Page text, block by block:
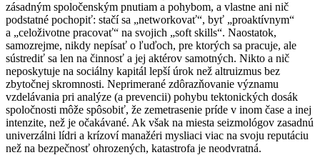
zásadným spoločenským pnutiam a pohybom, a vlastne ani nič
podstatné pochopiť: stačí sa „networkovať“, byť „proaktívnym“
a „celoživotne pracovať“ na svojich „soft skills“. Naostatok,
samozrejme, nikdy nepísať o ľuďoch, pre ktorých sa pracuje, ale
sústrediť sa len na činnosť a jej aktérov samotných. Nikto a nič
neposkytuje na sociálny kapitál lepší úrok než altruizmus bez
zbytočnej skromnosti. Neprimerané zdôrazňovanie významu
vzdelávania pri analýze (a prevencii) pohybu tektonických dosák
spoločnosti môže spôsobiť, že zemetrasenie príde v inom čase a inej
intenzite, než je očakávané. Ak však na miesta seizmológov zasadnú
univerzálni lídri a krízoví manažéri mysliaci viac na svoju reputáciu
než na bezpečnosť ohrozených, katastrofa je neodvratná.